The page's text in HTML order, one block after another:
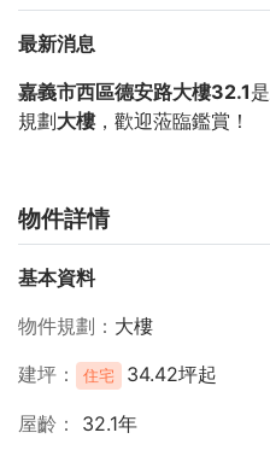
最新消息
嘉義市西區德安路大樓32.1是
規劃大樓，歡迎蒞臨鑑賞！
物件詳情
基本資料
物件規劃
大樓
建坪
住宅 34.42坪起
屋齡
32.1年